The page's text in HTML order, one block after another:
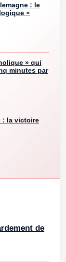
: le
»
» qui
minutes par
: la victoire
de